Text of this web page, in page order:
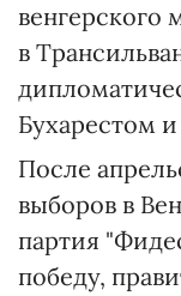
в
Бухарестом
После
выборов в
партия
победу,